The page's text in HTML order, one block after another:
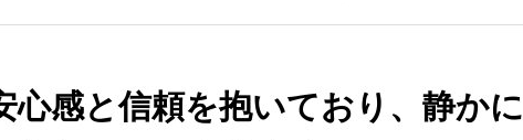
心感と信頼を抱いており、静かに